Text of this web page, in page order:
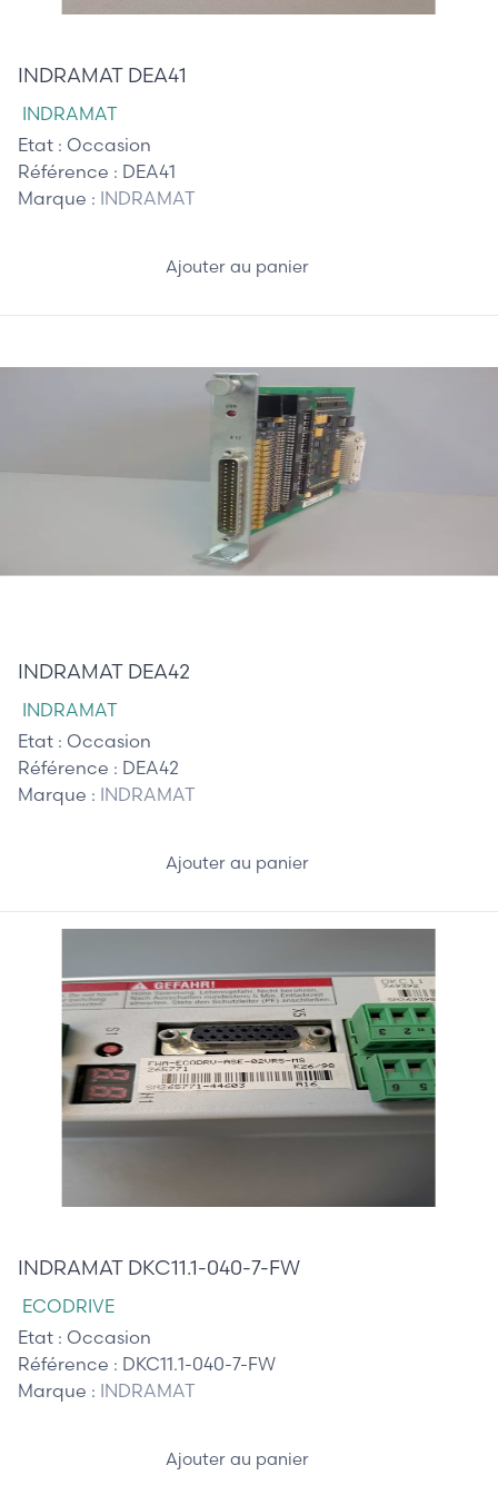
INDRAMAT DEA41
INDRAMAT
Etat : Occasion
Référence : DEA41
Marque : INDRAMAT
Ajouter au panier
INDRAMAT DEA42
INDRAMAT
Etat : Occasion
Référence : DEA42
Marque : INDRAMAT
Ajouter au panier
INDRAMAT DKC11.1-040-7-FW
ECODRIVE
Etat : Occasion
Référence : DKC11.1-040-7-FW
Marque : INDRAMAT
Ajouter au panier